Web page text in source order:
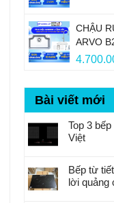
CHẬU
ARVO
Bài viết mới
Top 3
Việt
Bếp từ
lời quảng